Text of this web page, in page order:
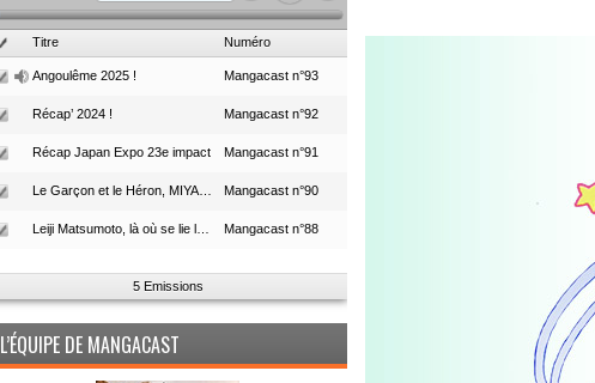
Titre Numéro
Angoulême 2025 ! Mangacast n°93
Récap’ 2024 ! Mangacast n°92
Récap Japan Expo 23e impact Mangacast n°91
Mangacast n°90
Mangacast n°88
5 Emissions
L’ÉQUIPE DE MANGACAST